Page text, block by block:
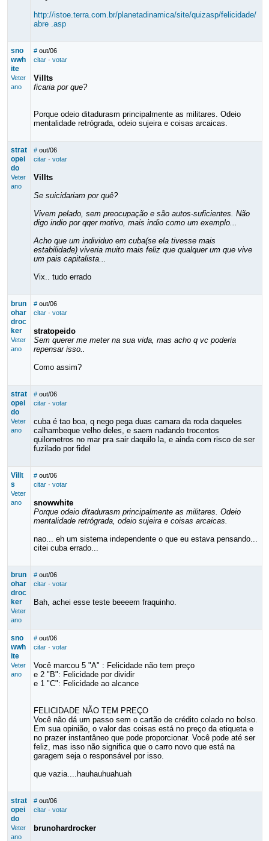
http://istoe.terra.com.br/planetadinamica/site/quizasp/felicidade/
abre .asp
sno
wwh
ite
Veter
ano
# out/06
citar· votar
Villts
ficaria por que?
Porque odeio ditadurasm principalmente as militares. Odeio
mentalidade retrógrada, odeio sujeira e coisas arcaicas.
strat
opei
do
Veter
ano
# out/06
citar· votar
Villts
Se suicidariam por quê?
Vivem pelado, sem preocupação e são autos-suficientes. Não
digo indio por qqer motivo, mais indio como um exemplo...
Acho que um individuo em cuba(se ela tivesse mais
estabilidade) viveria muito mais feliz que qualquer um que vive
um pais capitalista...
Vix.. tudo errado
brun
ohar
droc
ker
Veter
ano
# out/06
citar· votar
stratopeido
Sem querer me meter na sua vida, mas acho q vc poderia
repensar isso..
Como assim?
strat
opei
do
Veter
ano
# out/06
citar· votar
cuba é tao boa, q nego pega duas camara da roda daqueles
calhambeque velho deles, e saem nadando trocentos
quilometros no mar pra sair daquilo la, e ainda com risco de ser
fuzilado por fidel
Villt
s
Veter
ano
# out/06
citar· votar
snowwhite
Porque odeio ditadurasm principalmente as militares. Odeio
mentalidade retrógrada, odeio sujeira e coisas arcaicas.
nao... eh um sistema independente o que eu estava pensando...
citei cuba errado...
brun
ohar
droc
ker
Veter
ano
# out/06
citar· votar
Bah, achei esse teste beeeem fraquinho.
sno
wwh
ite
Veter
ano
# out/06
citar· votar
Você marcou 5 "A" : Felicidade não tem preço
e 2 "B": Felicidade por dividir
e 1 "C": Felicidade ao alcance
FELICIDADE NÃO TEM PREÇO
Você não dá um passo sem o cartão de crédito colado no bolso.
Em sua opinião, o valor das coisas está no preço da etiqueta e
no prazer instantâneo que pode proporcionar. Você pode até ser
feliz, mas isso não significa que o carro novo que está na
garagem seja o responsável por isso.
que vazia....hauhauhuahuah
strat
opei
do
Veter
ano
# out/06
citar· votar
brunohardrocker